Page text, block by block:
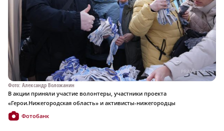
Фото: Александр Воложанин
В акции приняли участие волонтеры, участники проекта
«Герои.Нижегородская область» и активисты-нижегородцы
Фотобанк